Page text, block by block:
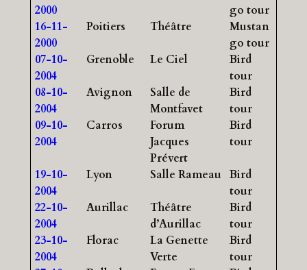
2000
go tour
16-11-
2000
Poitiers Théâtre
Mustan
go tour
07-10-
2004
Grenoble Le Ciel
Bird
tour
08-10-
2004
Avignon
Salle de
Montfavet
Bird
tour
09-10-
2004
Carros
Forum
Jacques
Prévert
Bird
tour
19-10-
2004
Lyon Salle Rameau Bird
tour
22-10-
2004
Aurillac
Théâtre
d’Aurillac
Bird
tour
23-10-
2004
Florac
La Genette
Verte
Bird
tour